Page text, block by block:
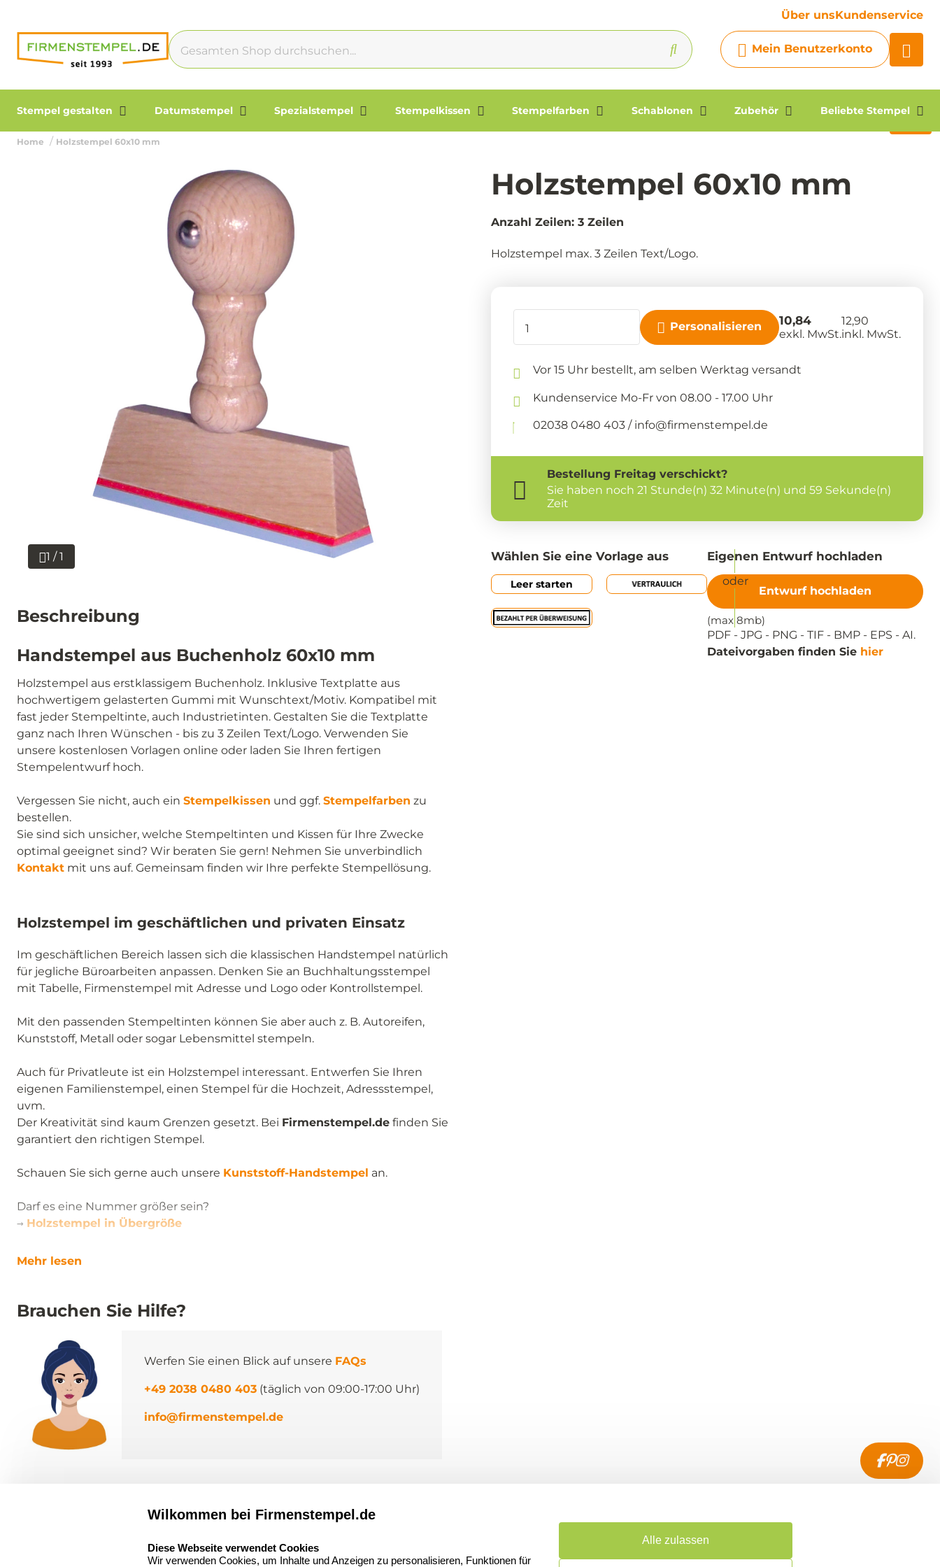
Über unsKundenservice
Mein Benutzerkonto
Stempel gestalten Datumstempel Spezialstempel Stempelkissen Stempelfarben Schablonen Zubehör Beliebte Stempel
Chatbot
Chatten Sie 24/7 mit unserem
hilfreichen Chatbot
Kontakt
Home Holzstempel 60x10 mm
1 / 1
Beschreibung
Handstempel aus Buchenholz 60x10 mm
Holzstempel aus erstklassigem Buchenholz. Inklusive Textplatte aus
hochwertigem gelasterten Gummi mit Wunschtext/Motiv. Kompatibel mit
fast jeder Stempeltinte, auch Industrietinten. Gestalten Sie die Textplatte
ganz nach Ihren Wünschen - bis zu 3 Zeilen Text/Logo. Verwenden Sie
unsere kostenlosen Vorlagen online oder laden Sie Ihren fertigen
Stempelentwurf hoch.
Vergessen Sie nicht, auch ein Stempelkissen und ggf. Stempelfarben zu
bestellen.
Sie sind sich unsicher, welche Stempeltinten und Kissen für Ihre Zwecke
optimal geeignet sind? Wir beraten Sie gern! Nehmen Sie unverbindlich
Kontakt mit uns auf. Gemeinsam finden wir Ihre perfekte Stempellösung.
Holzstempel im geschäftlichen und privaten Einsatz
Im geschäftlichen Bereich lassen sich die klassischen Handstempel natürlich
für jegliche Büroarbeiten anpassen. Denken Sie an Buchhaltungsstempel
mit Tabelle, Firmenstempel mit Adresse und Logo oder Kontrollstempel.
Mit den passenden Stempeltinten können Sie aber auch z. B. Autoreifen,
Kunststoff, Metall oder sogar Lebensmittel stempeln.
Auch für Privatleute ist ein Holzstempel interessant. Entwerfen Sie Ihren
eigenen Familienstempel, einen Stempel für die Hochzeit, Adressstempel,
uvm.
Der Kreativität sind kaum Grenzen gesetzt. Bei Firmenstempel.de finden Sie
garantiert den richtigen Stempel.
Schauen Sie sich gerne auch unsere Kunststoff-Handstempel an.
Darf es eine Nummer größer sein?
→ Holzstempel in Übergröße
Mehr lesen
Brauchen Sie Hilfe?
Werfen Sie einen Blick auf unsere FAQs
+49 2038 0480 403 (täglich von 09:00-17:00 Uhr)
info@firmenstempel.de
Holzstempel 60x10 mm
Anzahl Zeilen: 3 Zeilen
Holzstempel max. 3 Zeilen Text/Logo.
Personalisieren 10,84
exkl. MwSt.
12,90
inkl. MwSt.
Vor 15 Uhr bestellt, am selben Werktag versandt
Kundenservice Mo-Fr von 08.00 - 17.00 Uhr
02038 0480 403 / info@firmenstempel.de
Bestellung Freitag verschickt?
Sie haben noch 21 Stunde(n) 32 Minute(n) und 58 Sekunde(n)
Zeit
Wählen Sie eine Vorlage aus
Leer starten
Eigenen Entwurf hochladen
Entwurf hochladen
(max 8mb)
PDF - JPG - PNG - TIF - BMP - EPS - AI.
Dateivorgaben finden Sie hier
firmenstempel.de
Über uns
FAQ
Wilkommen bei Firmenstempel.de
Diese Webseite verwendet Cookies
Wir verwenden Cookies, um Inhalte und Anzeigen zu personalisieren, Funktionen für
Alle zulassen